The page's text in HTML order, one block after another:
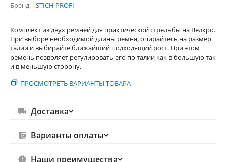
Бренд
STICH PROFI
Комплект из двух ремней для практической стрельбы на Велкро.
При выборе необходимой длины ремня, опирайтесь на размер
талии и выбирайте ближайший подходящий рост. При этом
ремень позволяет регулировать его по талии как в большую так
и в меньшую сторону.
ПРОСМОТРЕТЬ ВАРИАНТЫ ТОВАРА
Доставка
Варианты оплаты
Наши преимущества